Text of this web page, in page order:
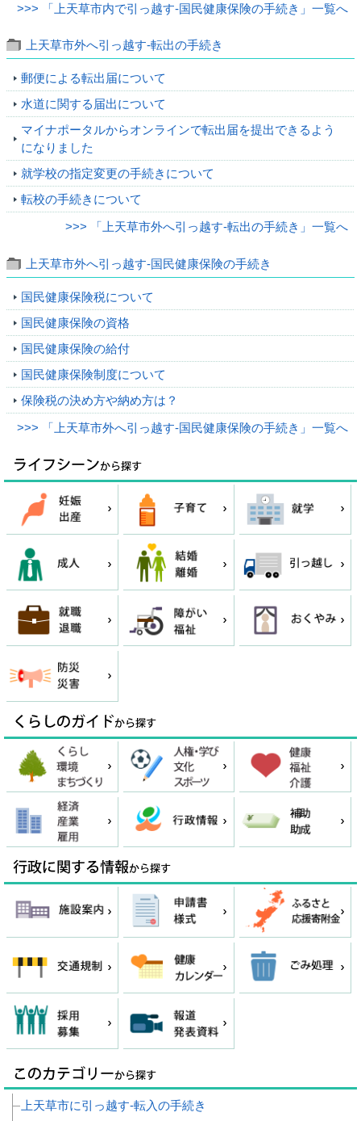
>>> 「上天草市内で引っ越す‐国民健康保険の手続き」一覧へ
上天草市外へ引っ越す‐転出の手続き
郵便による転出届について
水道に関する届出について
マイナポータルからオンラインで転出届を提出できるよう
になりました
就学校の指定変更の手続きについて
転校の手続きについて
>>> 「上天草市外へ引っ越す‐転出の手続き」一覧へ
上天草市外へ引っ越す‐国民健康保険の手続き
国民健康保険税について
国民健康保険の資格
国民健康保険の給付
国民健康保険制度について
保険税の決め方や納め方は？
>>> 「上天草市外へ引っ越す‐国民健康保険の手続き」一覧へ
上天草市に引っ越す‐転入の手続き